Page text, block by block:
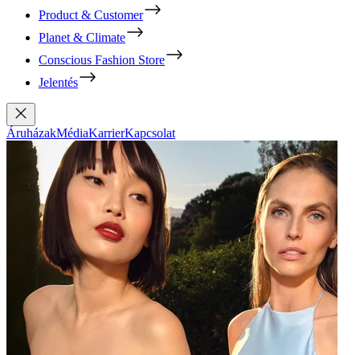
Product & Customer
Planet & Climate
Conscious Fashion Store
Jelentés
ÁruházakMédiaKarrierKapcsolat